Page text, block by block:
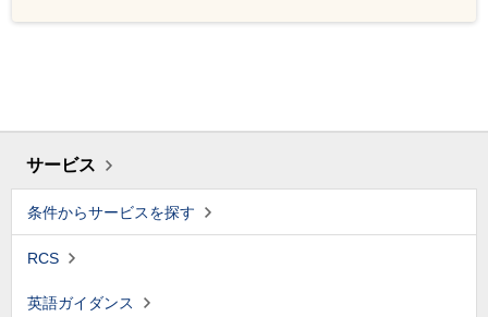
サービス
条件からサービスを探す
RCS
英語ガイダンス